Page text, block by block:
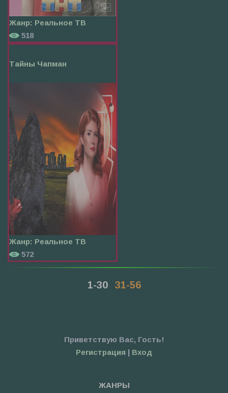
Жанр: Реальное ТВ
518
Тайны Чапман
Жанр: Реальное ТВ
572
1-30 31-56
Приветствую Вас, Гость!
Регистрация | Вход
ЖАНРЫ